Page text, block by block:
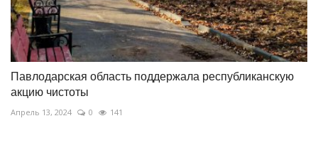
Павлодарская область поддержала республиканскую
акцию чистоты
Апрель 13, 2024 0 141